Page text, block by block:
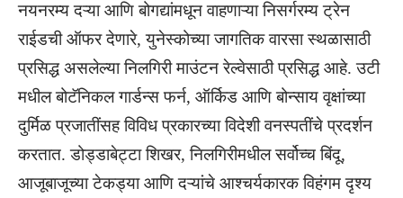
नयनरम्य दऱ्या आणि बोगद्यांमधून वाहणाऱ्या निसर्गरम्य ट्रेन
राईडची ऑफर देणारे, युनेस्कोच्या जागतिक वारसा स्थळासाठी
प्रसिद्ध असलेल्या निलगिरी माउंटन रेल्वेसाठी प्रसिद्ध आहे. उटी
मधील बोटॅनिकल गार्डन्स फर्न, ऑर्किड आणि बोन्साय वृक्षांच्या
दुर्मिळ प्रजातींसह विविध प्रकारच्या विदेशी वनस्पतींचे प्रदर्शन
करतात. डोड्डाबेट्टा शिखर, निलगिरीमधील सर्वोच्च बिंदू,
आजूबाजूच्या टेकड्या आणि दऱ्यांचे आश्चर्यकारक विहंगम दृश्य